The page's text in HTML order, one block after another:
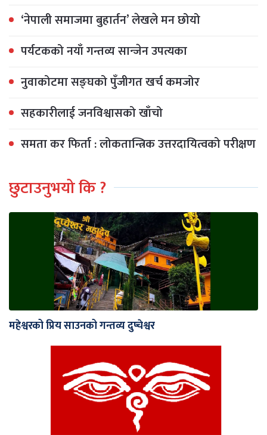
‘नेपाली समाजमा बुहार्तन’ लेखले मन छोयो
पर्यटकको नयाँ गन्तव्य सान्जेन उपत्यका
नुवाकोटमा सङ्घको पुँजीगत खर्च कमजोर
सहकारीलाई जनविश्वासको खाँचो
समता कर फिर्ता : लोकतान्त्रिक उत्तरदायित्वको परीक्षण
छुटाउनुभयो कि ?
महेश्वरको प्रिय साउनको गन्तव्य दुप्चेश्वर